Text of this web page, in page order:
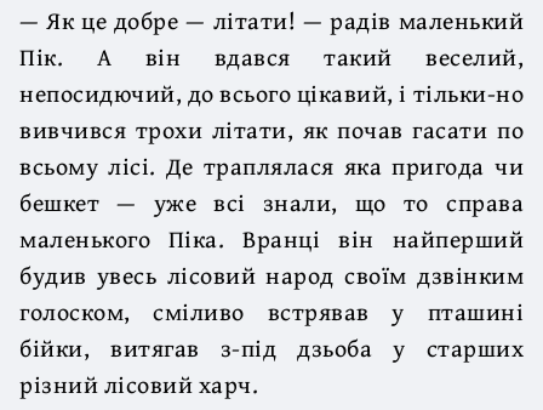
— Як це добре — літати! — радів маленький
Пік. А він вдався такий веселий,
непосидючий, до всього цікавий, і тільки-но
вивчився трохи літати, як почав гасати по
всьому лісі. Де траплялася яка пригода чи
бешкет — уже всі знали, що то справа
маленького Піка. Вранці він найперший
будив увесь лісовий народ своїм дзвінким
голоском, сміливо встрявав у пташині
бійки, витягав з-під дзьоба у старших
різний лісовий харч.